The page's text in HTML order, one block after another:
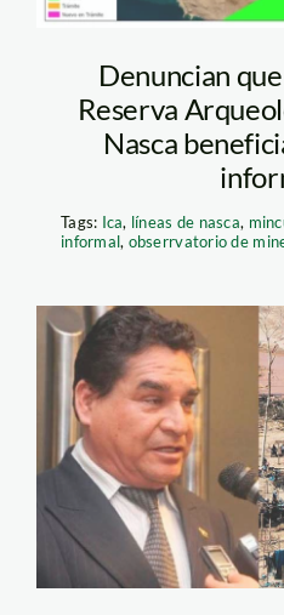
Denuncian
Reserva
Nasca
Tags: Ica, líneas de nasca,
informal, obserrvatorio de
mineria-